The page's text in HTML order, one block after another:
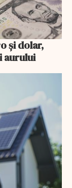
și dolar,
aurului